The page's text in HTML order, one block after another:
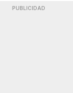
PUBLICIDAD